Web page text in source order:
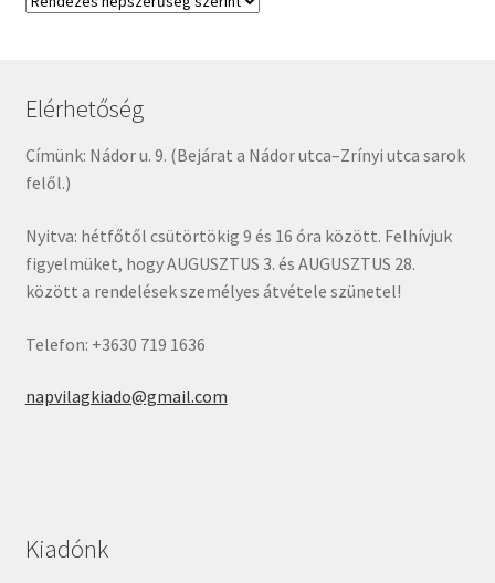
Elérhetőség
Címünk: Nádor u. 9. (Bejárat a Nádor utca–Zrínyi utca sarok
felől.)
Nyitva: hétfőtől csütörtökig 9 és 16 óra között. Felhívjuk
figyelmüket, hogy AUGUSZTUS 3. és AUGUSZTUS 28.
között a rendelések személyes átvétele szünetel!
Telefon: +3630 719 1636
napvilagkiado@gmail.com
Kiadónk